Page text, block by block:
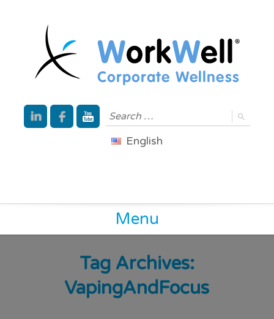
English
Menu
Tag Archives:
VapingAndFocus